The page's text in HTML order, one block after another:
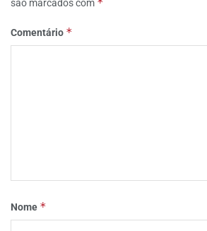
são marcados com
Comentário *
Nome *